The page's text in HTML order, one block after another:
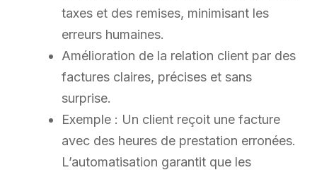
taxes et des remises, minimisant les
erreurs humaines.
Amélioration de la relation client par des
factures claires, précises et sans
surprise.
Exemple : Un client reçoit une facture
avec des heures de prestation erronées.
L’automatisation garantit que les